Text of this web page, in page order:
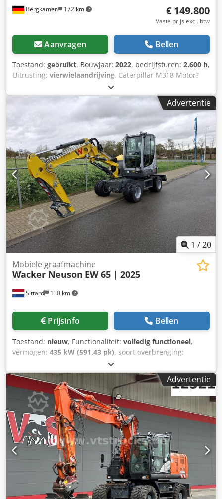
Bergkamen 172 km € 149.800
Vaste prijs excl. btw
Aanvragen Bellen
Toestand: gebruikt, Bouwjaar: 2022, bedrijfsturen: 2.600 h,
Uitrusting: vierwielaandrijving, Caterpillar M318 Motor?
Motor: Cat C4.4 Vermogen (ISO 14396): 129 kW / ca. 176 pk
Cilinderinhoud: 4,4 l Cilinders: 4 Emissie: EU Stage V
Rijprestaties Topsnelheid: tot ca. 35 km/u * Aandrijving:
hydrostatische aandrijving * Stuurinrichting:
vierwielbesturing met pendelas Tank & hydrauliek
Dieseltank: ca. 350 liter Csdpfjzqx Rtsx Apmsrf *
Hydraulisch systeem: load-sensing hydrauliek met
meerdere extra circuits voor aanbouwdelen
Airconditioning Slechts 2600 bedrijfsuren en in zeer goede
staat
Advertentie
1 /20
Sittard 130 km
Mobiele graafmachine
Wacker Neuson EW 65 | 2025
Prijsinfo Bellen
Toestand: nieuw, Functionaliteit: volledig functioneel,
vermogen: 435 kW (591,43 pk), soort overbrenging:
diesel
totaalgewicht:6.471 kg, bedrijfsklaar gewicht:6.471 kg,
bandenmaten:7.50x15 dubbele banden, bandenconditie:
100 %, rijconditie:100 %, aantal zitplaatsen:
emissieklasse:Euro 5, inhoud van de bak:0,2 m³
Bouwjaar: 2025, bedrijfsturen:48 h, Uitrusting:
airconditioning, boordcomputer, extra koplampen,
grijperhydrauliek, hydraulica, laag geluidsniveau,
roetfilter, verstelbare giek, vierwielaandrijving
BELANGRIJKSTE SPECIFICATIES === Bouwjaar: 2025 Uren: 48
h Bedrijfsgewicht: 6.471 kg Maximale graafdiepte: 3.795
mm Maximaal graafbereik: 6.445 mm Bakinhoud: 0,20 m³
Motor: Perkins 404F-E22TA Motorvermogen: 43,5 kW
Advertentie